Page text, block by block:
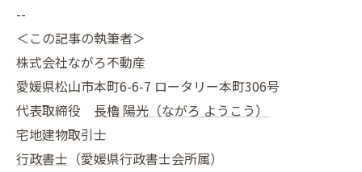
--
＜この記事の執筆者＞
株式会社ながろ不動産
愛媛県松山市本町6-6-7 ロータリー本町306号
代表取締役 長櫓 陽光（ながろ ようこう）
宅地建物取引士
行政書士 （愛媛県行政書士会所属）